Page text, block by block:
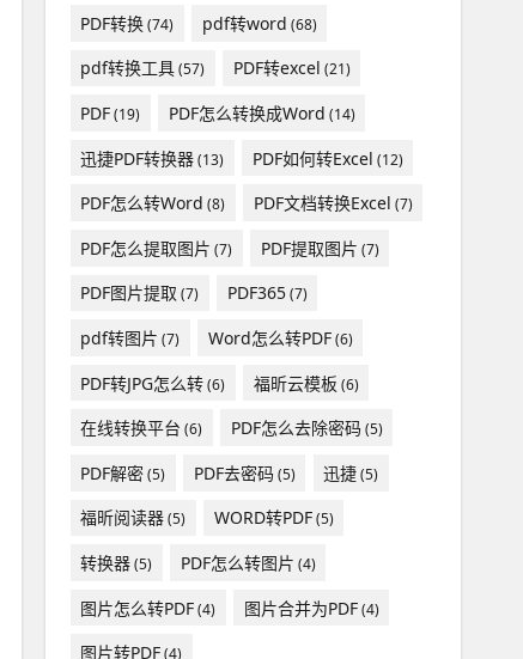
PDF转换(74) pdf转word (68)
pdf转换工具(57) PDF转excel (21)
PDF(19) PDF怎么转换成Word (14)
迅捷PDF转换器(13) PDF如何转Excel (12)
PDF怎么转Word (8) PDF文档转换Excel (7)
PDF怎么提取图片 (7) PDF提取图片 (7)
PDF图片提取 (7) PDF365(7)
pdf转图片 (7) Word怎么转PDF(6)
PDF转JPG怎么转(6) 福昕云模板 (6)
在线转换平台 (6) PDF怎么去除密码(5)
PDF解密(5) PDF去密码(5) 迅捷(5)
福昕阅读器(5) WORD转PDF(5)
转换器(5) PDF怎么转图片 (4)
图片怎么转PDF(4) 图片合并为PDF(4)
图片转PDF(4)